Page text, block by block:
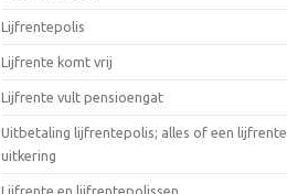
Lijfrentepolis
Lijfrente komt vrij
Lijfrente vult pensioengat
Uitbetaling lijfrentepolis; alles of een lijfrente
uitkering
Lijfrente en lijfrentepolissen